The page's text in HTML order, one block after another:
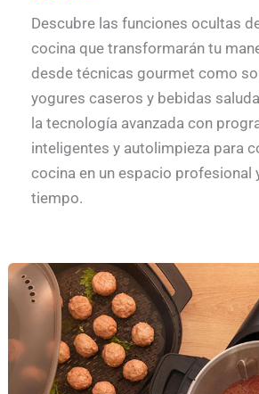
Descubre las funciones ocultas
cocina que transformarán tu
desde técnicas gourmet como
yogures caseros y bebidas
la tecnología avanzada con
inteligentes y autolimpieza para
cocina en un espacio profesional
tiempo.